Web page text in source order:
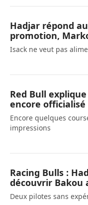
Hadjar répond
promotion,
Isack ne veut pas
Red Bull
encore officialisé
Encore quelques
impressions
Racing Bulls :
découvrir Bakou
Deux pilotes sans